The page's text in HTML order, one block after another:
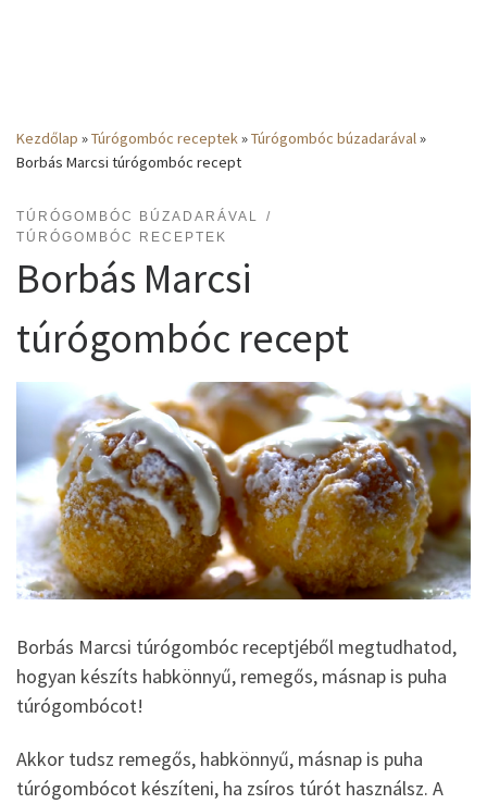
Kezdőlap »Túrógombóc receptek»Túrógombóc búzadarával»
Borbás Marcsi túrógombóc recept
TÚRÓGOMBÓC BÚZADARÁVAL
TÚRÓGOMBÓC RECEPTEK
Borbás Marcsi
túrógombóc recept
Borbás Marcsi túrógombóc receptjéből megtudhatod,
hogyan készíts habkönnyű, remegős, másnap is puha
túrógombócot!
Akkor tudsz remegős, habkönnyű, másnap is puha
túrógombócot készíteni, ha zsíros túrót használsz. A